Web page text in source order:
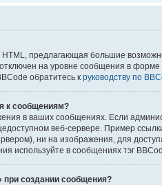
предлагающая большие
на уровне сообщения в форме
обратитесь к руководству по
к сообщениям?
в ваших сообщениях. Если
веб-сервере. Пример
ни на изображения, для
используйте в сообщениях тэг
при создании сообщения?